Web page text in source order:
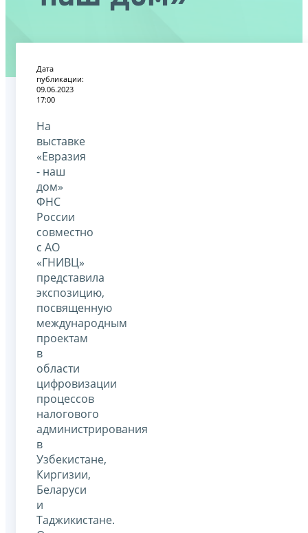
Дата
публикации:
09.06.2023
17:00
На
выставке
«Евразия
- наш
дом»
ФНС
России
совместно
с АО
«ГНИВЦ»
представила
экспозицию,
посвященную
международным
проектам
в
области
цифровизации
процессов
налогового
администрирования
в
Узбекистане,
Киргизии,
Беларуси
и
Таджикистане.